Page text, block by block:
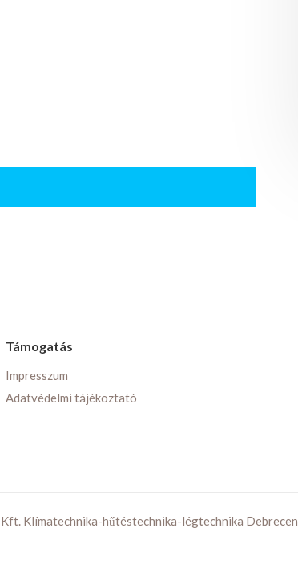
Támogatás
Impresszum
Adatvédelmi tájékoztató
Klímatechnika-hűtéstechnika-légtechnika